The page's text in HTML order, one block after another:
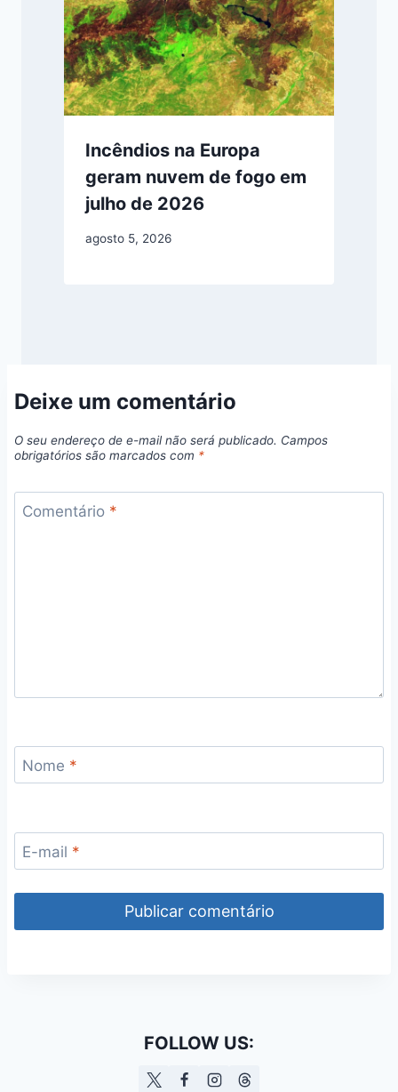
Incêndios na Europa
geram nuvem de fogo em
julho de 2026
agosto 5, 2026
Deixe um comentário
O seu endereço de e-mail não será publicado. Campos
obrigatórios são marcados com *
Comentário *
Nome *
E-mail *
FOLLOW US: